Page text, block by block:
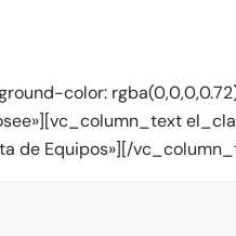
color:
de Equipos»][/